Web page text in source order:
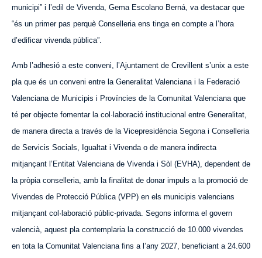
municipi” i l’edil de Vivenda, Gema Escolano Berná, va destacar que
“és un primer pas perquè Conselleria ens tinga en compte a l’hora
d’edificar vivenda pública”.
Amb l’adhesió a este conveni, l’Ajuntament de Crevillent s’unix a este
pla que és un conveni entre la Generalitat Valenciana i la Federació
Valenciana de Municipis i Províncies de la Comunitat Valenciana que
té per objecte fomentar la col·laboració institucional entre Generalitat,
de manera directa a través de la Vicepresidència Segona i Conselleria
de Servicis Socials, Igualtat i Vivenda o de manera indirecta
mitjançant l’Entitat Valenciana de Vivenda i Sòl (EVHA), dependent de
la pròpia conselleria, amb la finalitat de donar impuls a la promoció de
Vivendes de Protecció Pública (VPP) en els municipis valencians
mitjançant col·laboració públic-privada. Segons informa el govern
valencià, aquest pla contemplaria la construcció de 10.000 vivendes
en tota la Comunitat Valenciana fins a l’any 2027, beneficiant a 24.600